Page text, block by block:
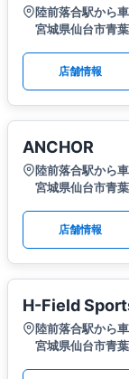
陸前落合駅から
宮城県仙台市青
店舗情報
ANCHOR
陸前落合駅から
宮城県仙台市青
店舗情報
H-Field
陸前落合駅から
宮城県仙台市青